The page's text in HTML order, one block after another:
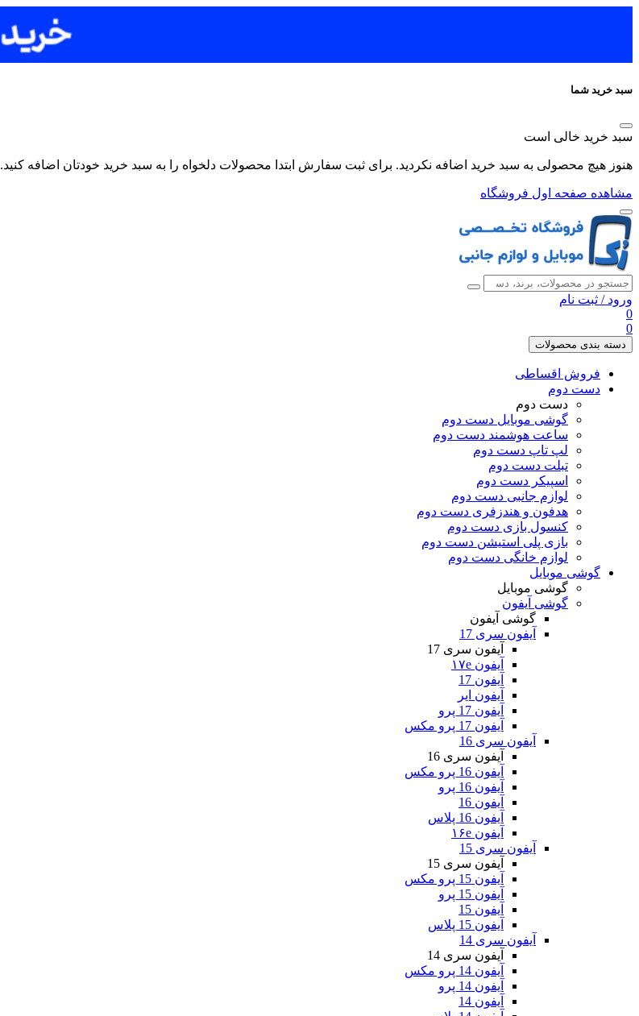
سبد خرید شما
سبد خرید خالی است
هنوز هیچ محصولی به سبد خرید اضافه نکردید. برای ثبت سفارش ابتدا محصولات دلخواه را به سبد خرید خودتان اضافه کنید.
مشاهده صفحه اول فروشگاه
ورود / ثبت نام
0
0
دسته بندی محصولات
فروش اقساطی
دست دوم
دست دوم
گوشی موبایل دست دوم
ساعت هوشمند دست دوم
لپ تاپ دست دوم
تبلت دست دوم
اسپیکر دست دوم
لوازم جانبی دست دوم
هدفون و هندزفری دست دوم
کنسول بازی دست دوم
بازی پلی استیشن دست دوم
لوازم خانگی دست دوم
گوشی موبایل
گوشی موبایل
گوشی آیفون
گوشی آیفون
آیفون سری 17
آیفون سری 17
آیفون ۱۷e
آیفون 17
آیفون ایر
آیفون 17 پرو
آیفون 17 پرو مکس
آیفون سری 16
آیفون سری 16
آیفون 16 پرو مکس
آیفون 16 پرو
آیفون 16
آیفون 16 پلاس
آیفون ۱۶e
آیفون سری 15
آیفون سری 15
آیفون 15 پرو مکس
آیفون 15 پرو
آیفون 15
آیفون 15 پلاس
آیفون سری 14
آیفون سری 14
آیفون 14 پرو مکس
آیفون 14 پرو
آیفون 14